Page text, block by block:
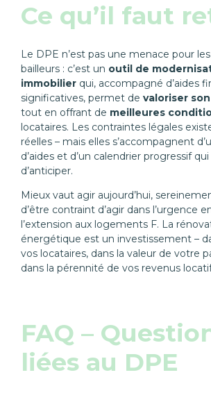
Ce qu’il faut
Le DPE n’est pas une menace pour
bailleurs : c’est un outil de
immobilier qui, accompagné d’aides
significatives, permet de valoriser
tout en offrant de meilleures
locataires. Les contraintes légales
réelles – mais elles s’accompagnent
d’aides et d’un calendrier progressif
d’anticiper.
Mieux vaut agir aujourd’hui,
d’être contraint d’agir dans l’urgence
l’extension aux logements F. La
énergétique est un investissement –
vos locataires, dans la valeur de votre
dans la pérennité de vos revenus
FAQ –
liées au DPE